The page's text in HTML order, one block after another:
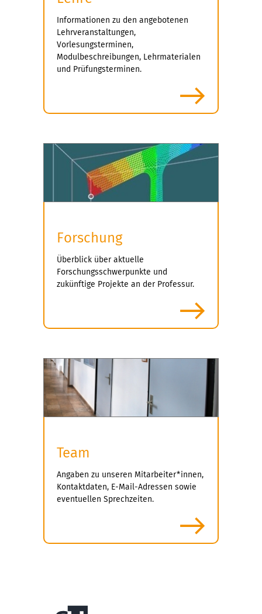
Informationen zu den angebotenen
Lehrveranstaltungen,
Vorlesungsterminen,
Modulbeschreibungen, Lehrmaterialen
und Prüfungsterminen.
Forschung
Überblick über aktuelle
Forschungsschwerpunkte und
zukünftige Projekte an der Professur.
Team
Angaben zu unseren Mitarbeiter*innen,
Kontaktdaten, E-Mail-Adressen sowie
eventuellen Sprechzeiten.